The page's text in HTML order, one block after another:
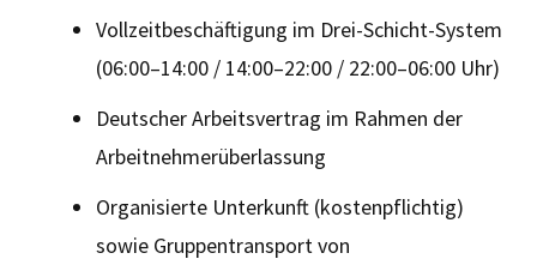
Vollzeitbeschäftigung im Drei-Schicht-System
(06:00–14:00 / 14:00–22:00 / 22:00–06:00 Uhr)
Deutscher Arbeitsvertrag im Rahmen der
Arbeitnehmerüberlassung
Organisierte Unterkunft (kostenpflichtig)
sowie Gruppentransport von